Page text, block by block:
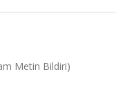
Metin Bildiri)